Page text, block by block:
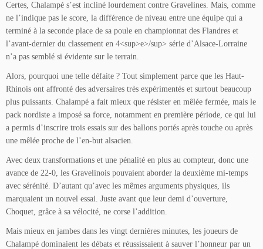
Certes, Chalampé s’est incliné lourdement contre Gravelines. Mais, comme
ne l’indique pas le score, la différence de niveau entre une équipe qui a
terminé à la seconde place de sa poule en championnat des Flandres et
l’avant-dernier du classement en 4<sup>e>/sup> série d’Alsace-Lorraine
n’a pas semblé si évidente sur le terrain.
Alors, pourquoi une telle défaite ? Tout simplement parce que les Haut-
Rhinois ont affronté des adversaires très expérimentés et surtout beaucoup
plus puissants. Chalampé a fait mieux que résister en mêlée fermée, mais le
pack nordiste a imposé sa force, notamment en première période, ce qui lui
a permis d’inscrire trois essais sur des ballons portés après touche ou après
une mêlée proche de l’en-but alsacien.
Avec deux transformations et une pénalité en plus au compteur, donc une
avance de 22-0, les Gravelinois pouvaient aborder la deuxième mi-temps
avec sérénité. D’autant qu’avec les mêmes arguments physiques, ils
marquaient un nouvel essai. Juste avant que leur demi d’ouverture,
Choquet, grâce à sa vélocité, ne corse l’addition.
Mais mieux en jambes dans les vingt dernières minutes, les joueurs de
Chalampé dominaient les débats et réussissaient à sauver l’honneur par un